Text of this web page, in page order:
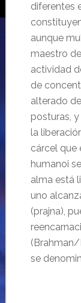
diferentes
aunque
maestro
actividad
de
alterado
posturas,
la
cárcel que
humanoi
alma está
uno
(prajna),
(Brahman/
se